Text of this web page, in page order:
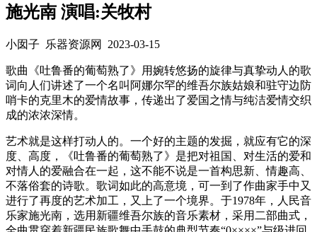
施光南 演唱:关牧村
小囡子 乐器资源网 2023-03-15
歌曲《吐鲁番的葡萄熟了》用婉转悠扬的旋律与真挚动人的歌
词向人们讲述了一个名叫阿娜尔罕的维吾尔族姑娘和驻守边防
哨卡的克里木的爱情故事，传递出了爱国之情与纯洁爱情交织
成的浓浓深情。
艺术就是这样打动人的。一个好的主题的发掘，就应有它的深
度、高度，《吐鲁番的葡萄熟了》是把对祖国、对生活的爱和
对情人的爱融合在一起，这不能不说是一首构思新、情趣高、
不落俗套的诗歌。歌词如此的高意境，可一到了作曲家手中又
进行了再度的艺术加工，又上了一个境界。于1978年，人民音
乐家施光南，选用新疆维吾尔族的音乐素材，采用二部曲式，